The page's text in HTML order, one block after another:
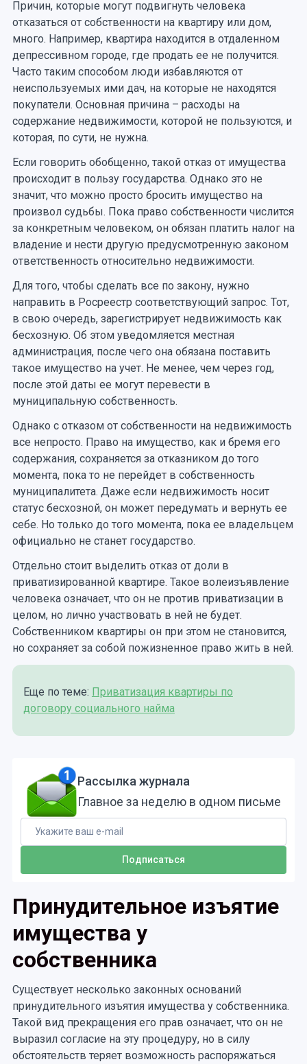
Причин, которые могут подвигнуть человека
отказаться от собственности на квартиру или дом,
много. Например, квартира находится в отдаленном
депрессивном городе, где продать ее не получится.
Часто таким способом люди избавляются от
неиспользуемых ими дач, на которые не находятся
покупатели. Основная причина – расходы на
содержание недвижимости, которой не пользуются, и
которая, по сути, не нужна.
Если говорить обобщенно, такой отказ от имущества
происходит в пользу государства. Однако это не
значит, что можно просто бросить имущество на
произвол судьбы. Пока право собственности числится
за конкретным человеком, он обязан платить налог на
владение и нести другую предусмотренную законом
ответственность относительно недвижимости.
Для того, чтобы сделать все по закону, нужно
направить в Росреестр соответствующий запрос. Тот,
в свою очередь, зарегистрирует недвижимость как
бесхозную. Об этом уведомляется местная
администрация, после чего она обязана поставить
такое имущество на учет. Не менее, чем через год,
после этой даты ее могут перевести в
муниципальную собственность.
Однако с отказом от собственности на недвижимость
все непросто. Право на имущество, как и бремя его
содержания, сохраняется за отказником до того
момента, пока то не перейдет в собственность
муниципалитета. Даже если недвижимость носит
статус бесхозной, он может передумать и вернуть ее
себе. Но только до того момента, пока ее владельцем
официально не станет государство.
Отдельно стоит выделить отказ от доли в
приватизированной квартире. Такое волеизъявление
человека означает, что он не против приватизации в
целом, но лично участвовать в ней не будет.
Собственником квартиры он при этом не становится,
но сохраняет за собой пожизненное право жить в ней.
Еще по теме: Приватизация квартиры по
договору социального найма
Рассылка журнала
Главное за неделю в одном письме
Принудительное изъятие
имущества у
собственника
Существует несколько законных оснований
принудительного изъятия имущества у собственника.
Такой вид прекращения его прав означает, что он не
выразил согласие на эту процедуру, но в силу
обстоятельств теряет возможность распоряжаться